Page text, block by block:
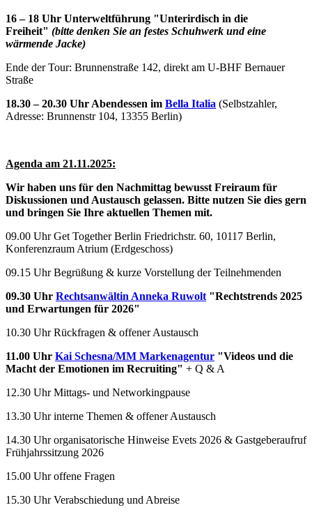
16 – 18 Uhr Unterweltführung "Unterirdisch in die
Freiheit" (bitte denken Sie an festes Schuhwerk und eine
wärmende Jacke)
Ende der Tour: Brunnenstraße 142, direkt am U-BHF Bernauer
Straße
18.30 – 20.30 Uhr Abendessen im Bella Italia (Selbstzahler,
Adresse: Brunnenstr 104, 13355 Berlin)
Agenda am 21.11.2025:
Wir haben uns für den Nachmittag bewusst Freiraum für
Diskussionen und Austausch gelassen. Bitte nutzen Sie dies gern
und bringen Sie Ihre aktuellen Themen mit.
09.00 Uhr Get Together Berlin Friedrichstr. 60, 10117 Berlin,
Konferenzraum Atrium (Erdgeschoss)
09.15 Uhr Begrüßung & kurze Vorstellung der Teilnehmenden
09.30 Uhr Rechtsanwältin Anneka Ruwolt "Rechtstrends 2025
und Erwartungen für 2026"
10.30 Uhr Rückfragen & offener Austausch
11.00 Uhr Kai Schesna/MM Markenagentur "Videos und die
Macht der Emotionen im Recruiting" + Q & A
12.30 Uhr Mittags- und Networkingpause
13.30 Uhr interne Themen & offener Austausch
14.30 Uhr organisatorische Hinweise Evets 2026 & Gastgeberaufruf
Frühjahrssitzung 2026
15.00 Uhr offene Fragen
15.30 Uhr Verabschiedung und Abreise